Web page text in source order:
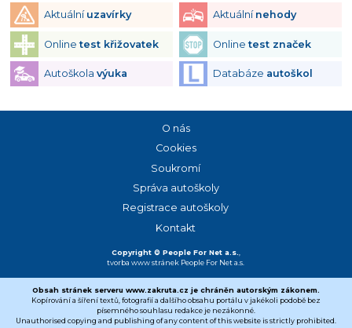
Aktuální uzavírky Aktuální nehody
Onlinetest křižovatek Onlinetest značek
Autoškola výuka Databáze autoškol
Copyright © People For Net a.s.
tvorba www stránek People For Net a.s.
O nás
Cookies
Soukromí
Správa autoškoly
Registrace autoškoly
Kontakt
Obsah stránek serveru www.zakruta.cz je chráněn autorským zákonem.
Kopírování a šíření textů, fotografií a dalšího obsahu portálu v jakékoli podobě bez
písemného souhlasu redakce je nezákonné.
Unauthorised copying and publishing of any content of this website is strictly prohibited.